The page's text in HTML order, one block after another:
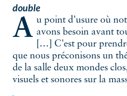
double
Au point d'usure où notre sensibilité est parvenue, il est certain que nous avons besoin avant
[…] C'est pour
que nous préconisons un
de la salle deux mondes
visuels et sonores sur la